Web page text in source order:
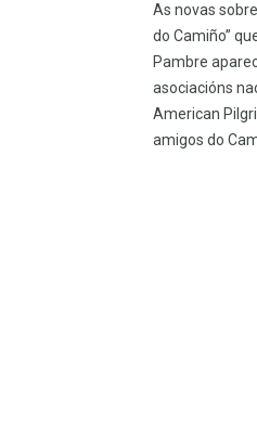
As novas
do Camiño”
Pambre
asociacións
American
amigos do